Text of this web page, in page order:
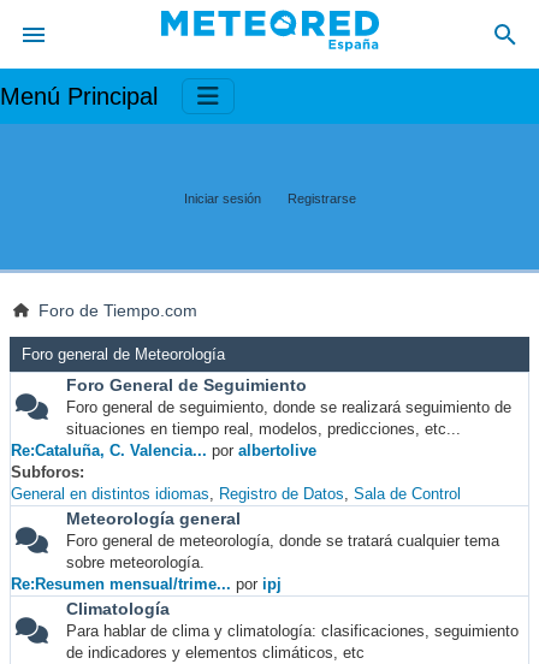
Menú Principal
Iniciar sesión Registrarse
Foro de Tiempo.com
Foro general de Meteorología
Foro General de Seguimiento
Foro general de seguimiento, donde se realizará seguimiento de
situaciones en tiempo real, modelos, predicciones, etc...
Re:Cataluña, C. Valencia... por albertolive
Subforos
General en distintos idiomas
Registro de Datos Sala de Control
Meteorología general
Foro general de meteorología, donde se tratará cualquier tema
sobre meteorología.
Re:Resumen mensual/trime... por ipj
Climatología
Para hablar de clima y climatología: clasificaciones, seguimiento
de indicadores y elementos climáticos, etc